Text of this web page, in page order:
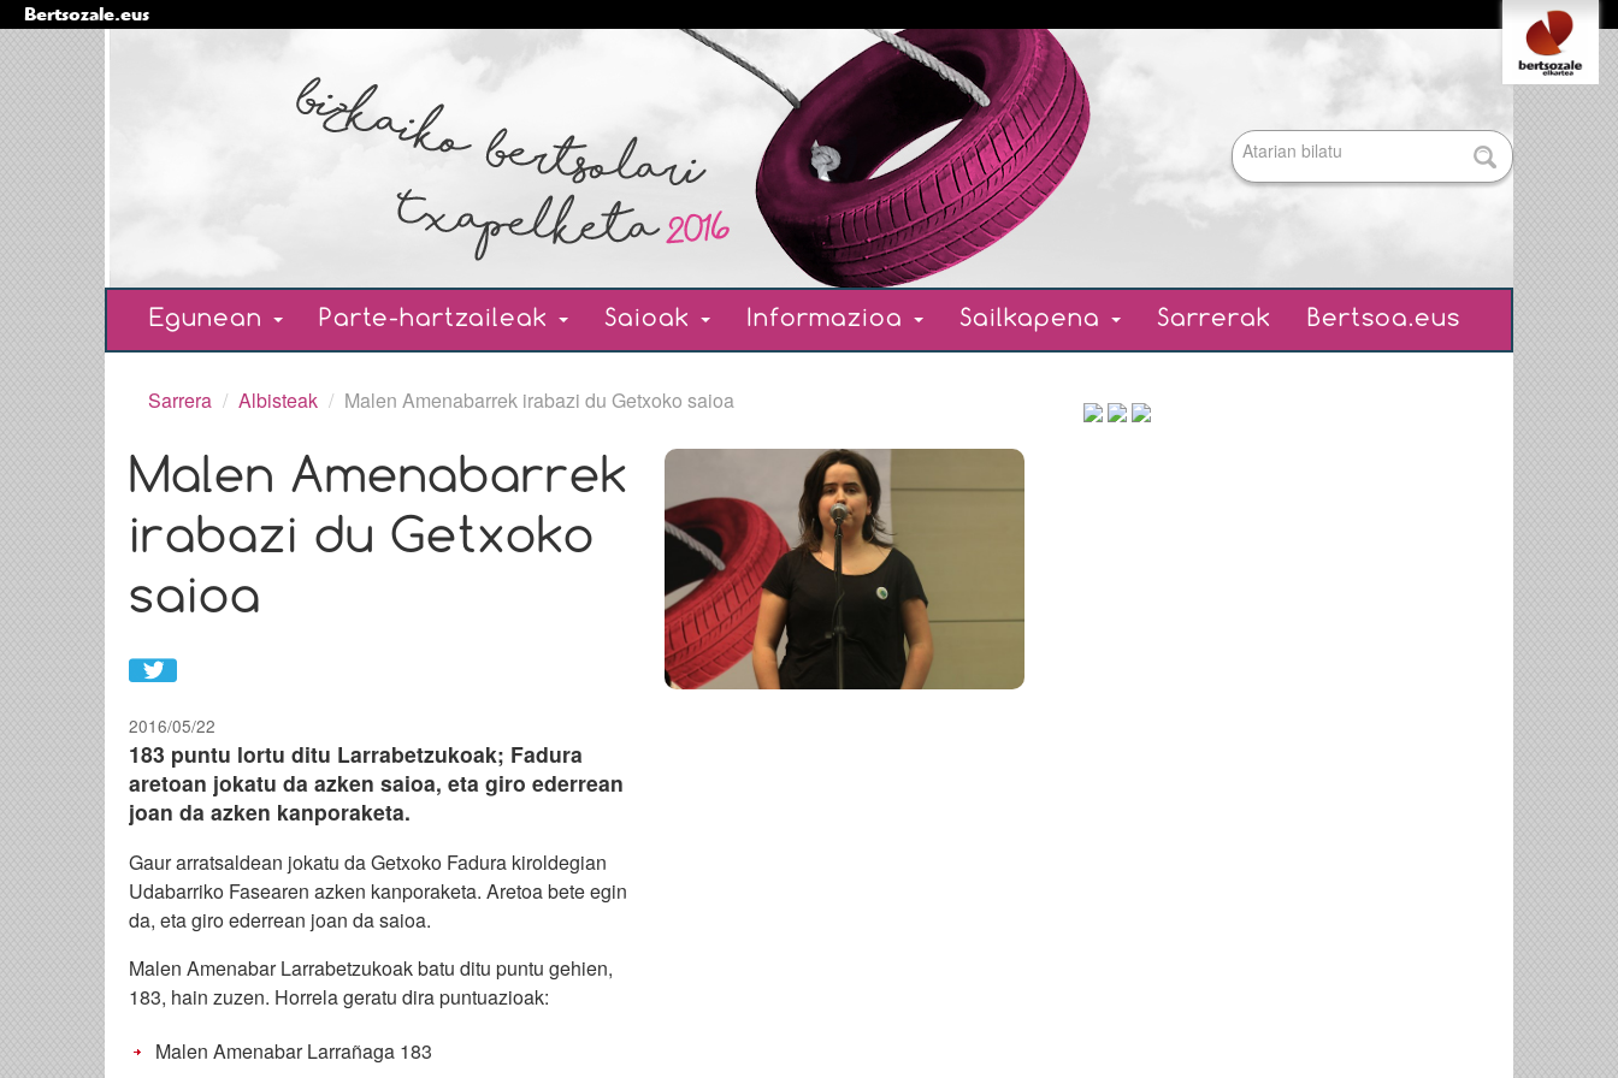
Bertsozale.eus
pertsonalak
Bilatu atarian
Egunean Parte-hartzaileak Saioak Informazioa Sailkapena Sarrerak Bertsoa.eus
Sarrera / Albisteak / Malen Amenabarrek irabazi du Getxoko saioa
Malen Amenabarrek
irabazi du Getxoko
saioa
2016/05/22
183 puntu lortu ditu Larrabetzukoak; Fadura
aretoan jokatu da azken saioa, eta giro ederrean
joan da azken kanporaketa.
Gaur arratsaldean jokatu da Getxoko Fadura kiroldegian
Udabarriko Fasearen azken kanporaketa. Aretoa bete egin
da, eta giro ederrean joan da saioa.
Malen Amenabar Larrabetzukoak batu ditu puntu gehien,
183, hain zuzen. Horrela geratu dira puntuazioak:
Malen Amenabar Larrañaga 183